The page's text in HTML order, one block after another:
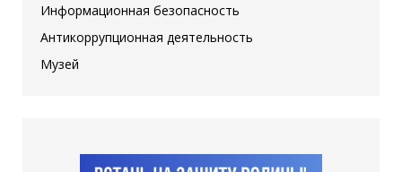
Информационная безопасность
Антикоррупционная деятельность
Музей